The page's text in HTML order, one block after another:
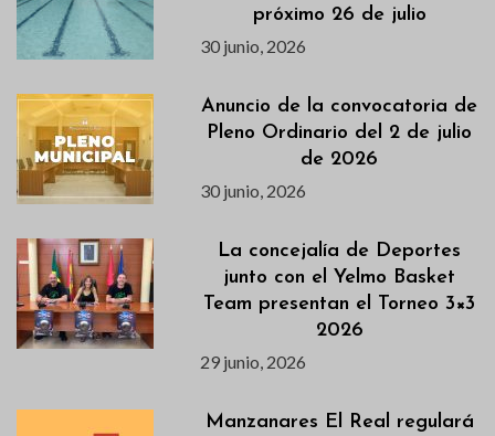
próximo 26 de julio
30 junio, 2026
Anuncio de la convocatoria de
Pleno Ordinario del 2 de julio
de 2026
30 junio, 2026
La concejalía de Deportes
junto con el Yelmo Basket
Team presentan el Torneo 3×3
2026
29 junio, 2026
Manzanares El Real regulará